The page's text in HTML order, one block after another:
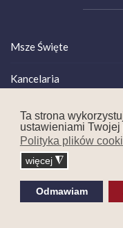
Ta strona
ustawieniami Twojej
Polityka plików
więcej ◮
Odmawiam
Msze Święte
Kancelaria
Grupy duszpasterskie
Rada Duszpasterska